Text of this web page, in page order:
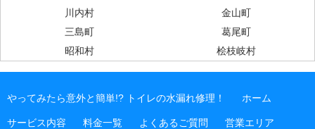
川内村
金山町
三島町
葛尾町
昭和村
桧枝岐村
やってみたら意外と簡単!? トイレの水漏れ修理！ ホーム
サービス内容 料金一覧 よくあるご質問 営業エリア